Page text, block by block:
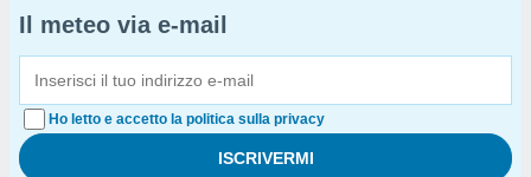
Il meteo via e-mail
Ho letto e accetto la politica sulla privacy